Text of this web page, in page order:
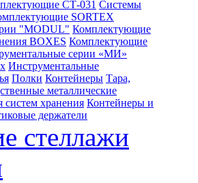
СТ-031 Системы
SORTEX
"MODUL" Комплектующие
BOXES Комплектующие
серии «МИ»
Инструментальные
Полки Контейнеры Тара,
металлические
хранения Контейнеры и
держатели
стеллажи